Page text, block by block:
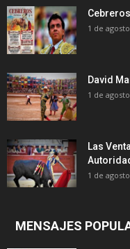
1 de
David
1 de
Las
1 de
MENSAJES